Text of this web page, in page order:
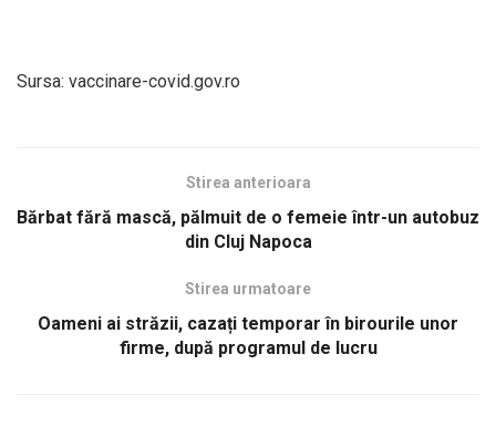
Sursa: vaccinare-covid.gov.ro
Stirea anterioara
Bărbat fără mască, pălmuit de o femeie într-un autobuz
din Cluj Napoca
Stirea urmatoare
Oameni ai străzii, cazați temporar în birourile unor
firme, după programul de lucru